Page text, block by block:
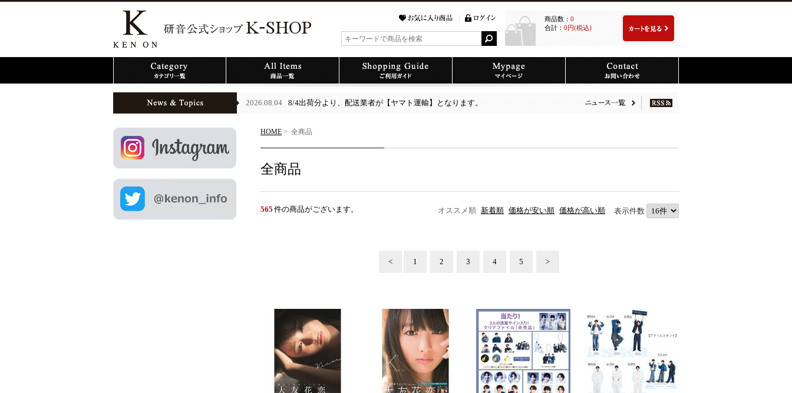
商品数： 0
合計： 0円(税込)
2026.08.04 8/4出荷分より、配送業者が【ヤマト運輸】となります。
HOME > 全商品
全商品
565 件の商品がございます。 オススメ順 新着順 価格が安い順 価格が高い順 表示件数
< 1 2 3 4 5 >